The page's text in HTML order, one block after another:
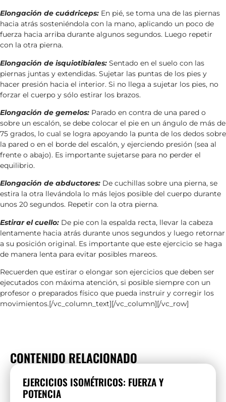
Elongación de cuádriceps: En pié, se toma una de las piernas
hacia atrás sosteniéndola con la mano, aplicando un poco de
fuerza hacia arriba durante algunos segundos. Luego repetir
con la otra pierna.
Elongación de isquiotibiales: Sentado en el suelo con las
piernas juntas y extendidas. Sujetar las puntas de los pies y
hacer presión hacia el interior. Si no llega a sujetar los pies, no
forzar el cuerpo y sólo estirar los brazos.
Elongación de gemelos: Parado en contra de una pared o
sobre un escalón, se debe colocar el pie en un ángulo de más de
75 grados, lo cual se logra apoyando la punta de los dedos sobre
la pared o en el borde del escalón, y ejerciendo presión (sea al
frente o abajo). Es importante sujetarse para no perder el
equilibrio.
Elongación de abductores: De cuchillas sobre una pierna, se
estira la otra llevándola lo más lejos posible del cuerpo durante
unos 20 segundos. Repetir con la otra pierna.
Estirar el cuello: De pie con la espalda recta, llevar la cabeza
lentamente hacia atrás durante unos segundos y luego retornar
a su posición original. Es importante que este ejercicio se haga
de manera lenta para evitar posibles mareos.
Recuerden que estirar o elongar son ejercicios que deben ser
ejecutados con máxima atención, si posible siempre con un
profesor o preparados físico que pueda instruir y corregir los
movimientos.[/vc_column_text][/vc_column][/vc_row]
CONTENIDO RELACIONADO
EJERCICIOS ISOMÉTRICOS: FUERZA Y
POTENCIA